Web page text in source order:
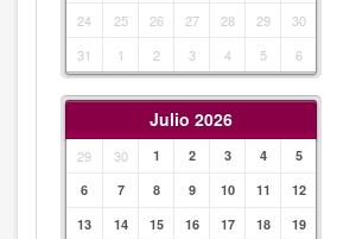
24
25 26 27 28 29
30
31
1 2 3 4 5 6
Julio 2026
29 30 1 2 3 4
5
6
7 8 9 10 11
12
13
14 15 16 17 18
19